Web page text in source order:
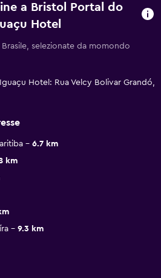
a Bristol Portal do
Hotel
selezionate da momondo
Hotel: Rua Velcy Bolivar Grandó,
6.7 km
km
9.3 km